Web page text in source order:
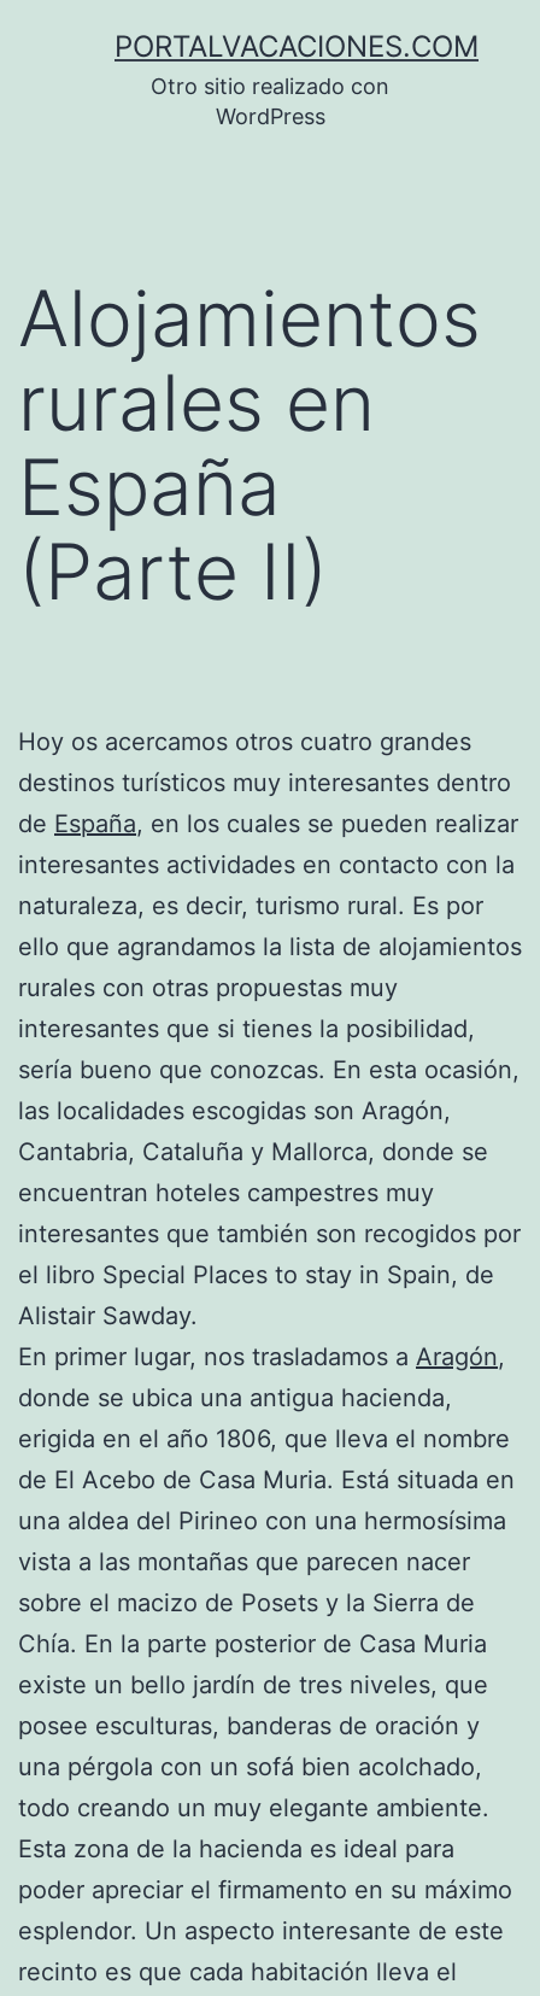
PORTALVACACIONES.COM
Otro sitio realizado con
WordPress
Alojamientos
rurales en
España
(Parte II)
Hoy os acercamos otros cuatro grandes
destinos turísticos muy interesantes dentro
de España, en los cuales se pueden realizar
interesantes actividades en contacto con la
naturaleza, es decir, turismo rural. Es por
ello que agrandamos la lista de alojamientos
rurales con otras propuestas muy
interesantes que si tienes la posibilidad,
sería bueno que conozcas. En esta ocasión,
las localidades escogidas son Aragón,
Cantabria, Cataluña y Mallorca, donde se
encuentran hoteles campestres muy
interesantes que también son recogidos por
el libro Special Places to stay in Spain, de
Alistair Sawday.
En primer lugar, nos trasladamos a Aragón,
donde se ubica una antigua hacienda,
erigida en el año 1806, que lleva el nombre
de El Acebo de Casa Muria. Está situada en
una aldea del Pirineo con una hermosísima
vista a las montañas que parecen nacer
sobre el macizo de Posets y la Sierra de
Chía. En la parte posterior de Casa Muria
existe un bello jardín de tres niveles, que
posee esculturas, banderas de oración y
una pérgola con un sofá bien acolchado,
todo creando un muy elegante ambiente.
Esta zona de la hacienda es ideal para
poder apreciar el firmamento en su máximo
esplendor. Un aspecto interesante de este
recinto es que cada habitación lleva el